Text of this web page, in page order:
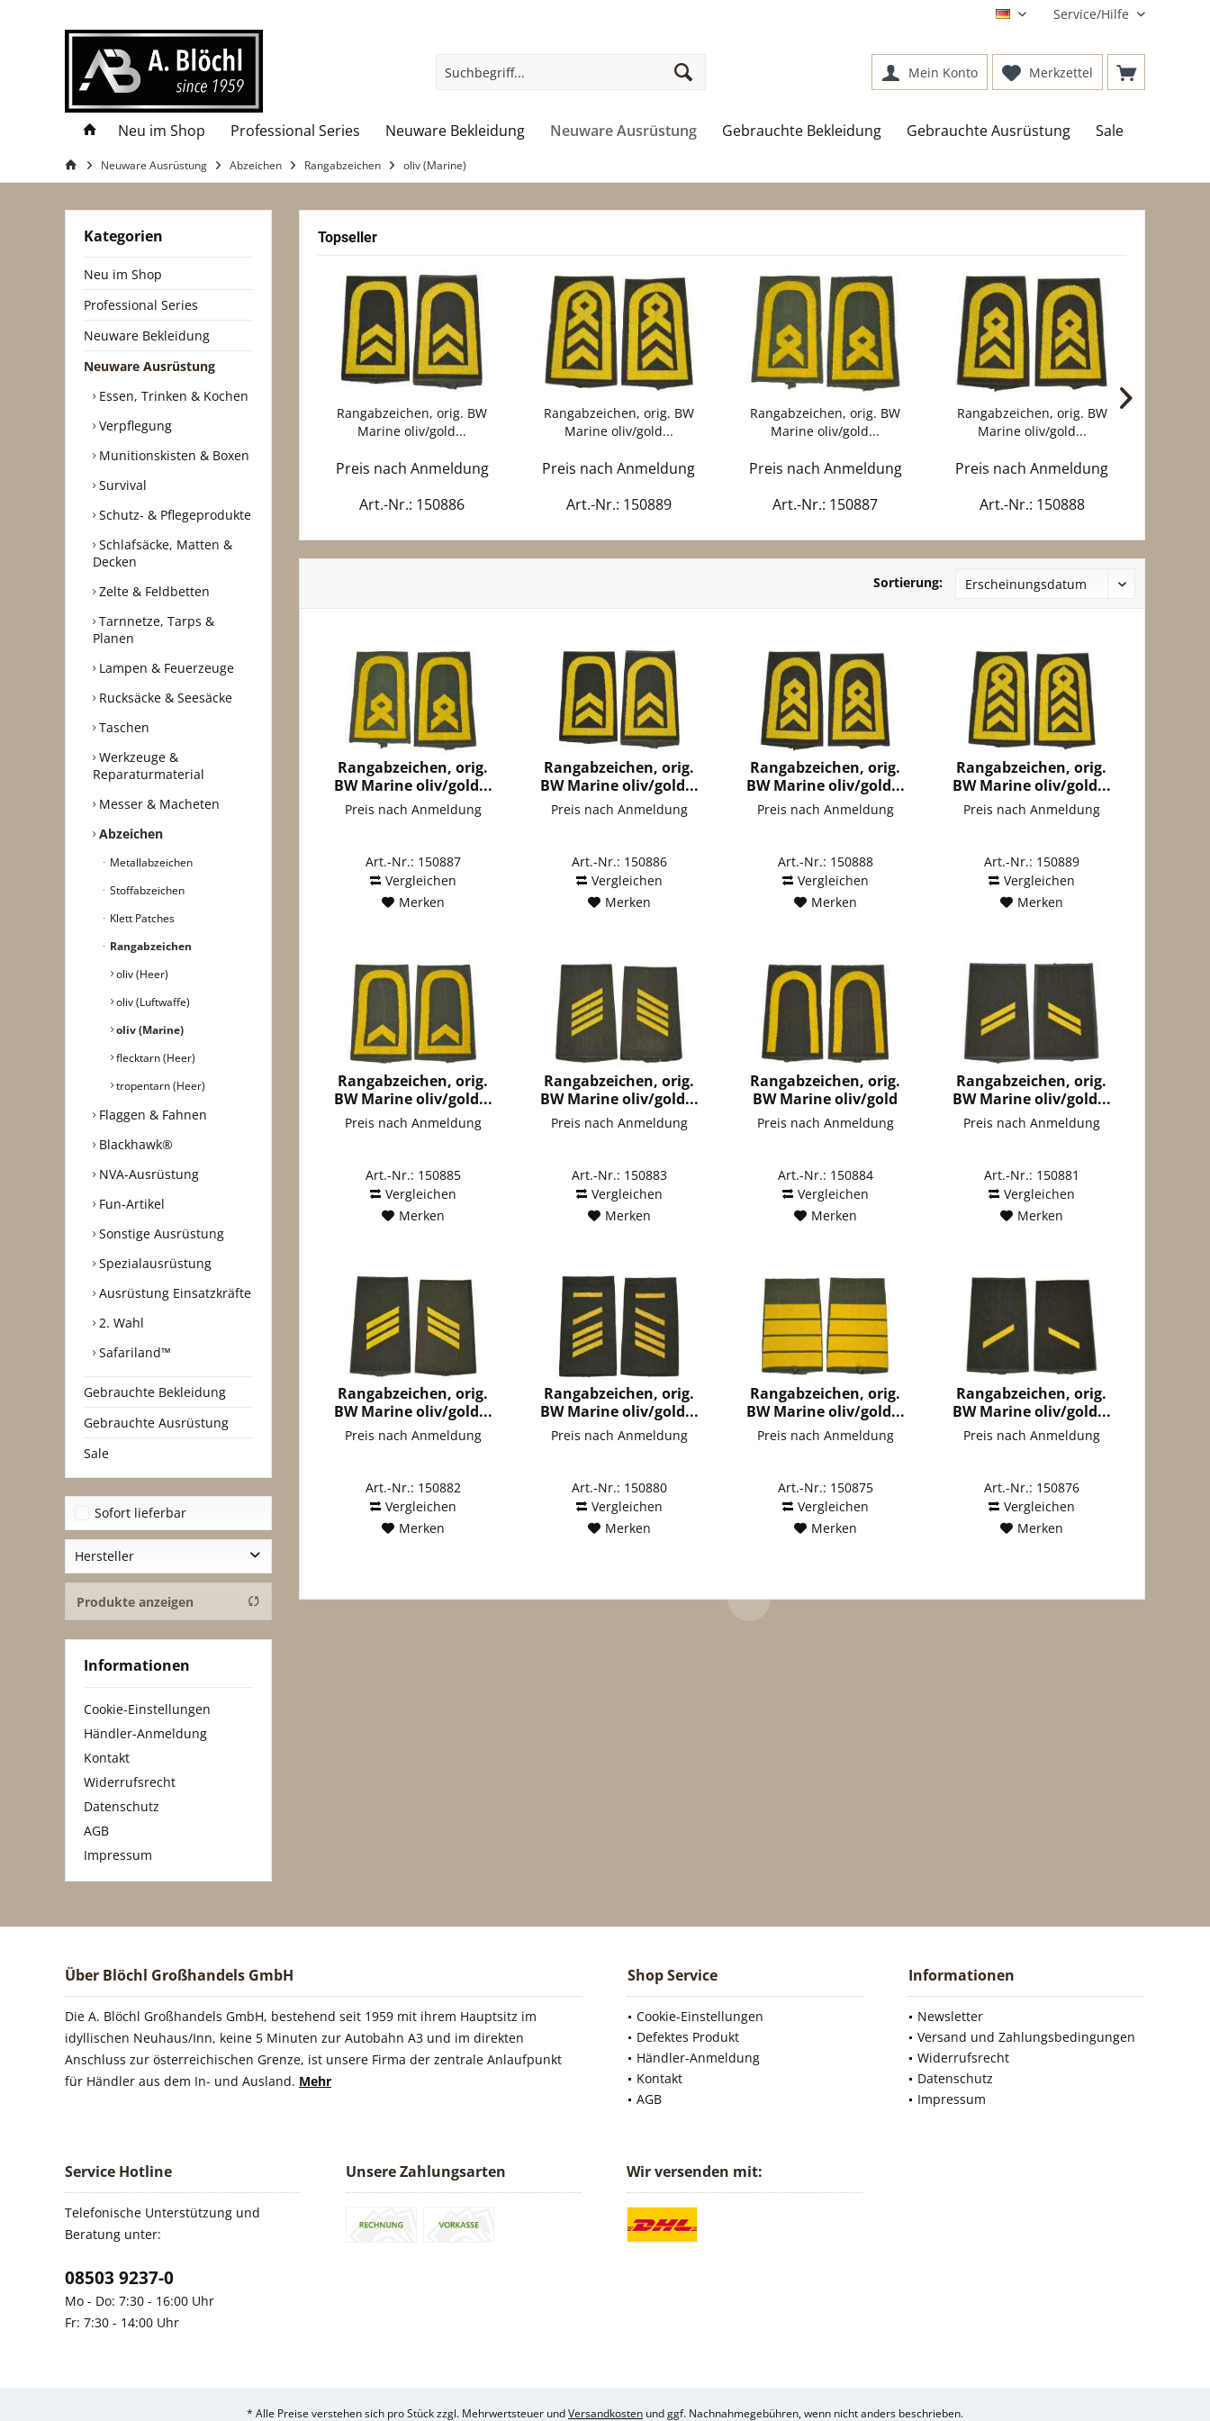
DE Service/Hilfe
Merkzettel
Mein Konto
Neu im Shop Professional Series Neuware Bekleidung Neuware Ausrüstung Gebrauchte Bekleidung Gebrauchte Ausrüstung Sale
Neuware Ausrüstung Abzeichen Rangabzeichen oliv (Marine)
Kategorien
Neu im Shop
Professional Series
Neuware Bekleidung
Neuware Ausrüstung
Essen, Trinken & Kochen
Verpflegung
Munitionskisten & Boxen
Survival
Schutz- & Pflegeprodukte
Schlafsäcke, Matten &
Decken
Zelte & Feldbetten
Tarnnetze, Tarps &
Planen
Lampen & Feuerzeuge
Rucksäcke & Seesäcke
Taschen
Werkzeuge &
Reparaturmaterial
Messer & Macheten
Abzeichen
Metallabzeichen
Stoffabzeichen
Klett Patches
Rangabzeichen
oliv (Heer)
oliv (Luftwaffe)
oliv (Marine)
flecktarn (Heer)
tropentarn (Heer)
Flaggen & Fahnen
Blackhawk®
NVA-Ausrüstung
Fun-Artikel
Sonstige Ausrüstung
Spezialausrüstung
Ausrüstung Einsatzkräfte
2. Wahl
Safariland™
Gebrauchte Bekleidung
Gebrauchte Ausrüstung
Sale
Sofort lieferbar
Hersteller
A. Blöchl Großhandels GmbH
Produkte anzeigen
Informationen
Cookie-Einstellungen
Händler-Anmeldung
Kontakt
Widerrufsrecht
Datenschutz
AGB
Impressum
Topseller
Rangabzeichen, orig. BW
Marine oliv/gold...
Preis nach Anmeldung
Art.-Nr.: 150886
Rangabzeichen, orig. BW
Marine oliv/gold...
Preis nach Anmeldung
Art.-Nr.: 150889
Rangabzeichen, orig. BW
Marine oliv/gold...
Preis nach Anmeldung
Art.-Nr.: 150887
Rangabzeichen, orig. BW
Marine oliv/gold...
Preis nach Anmeldung
Art.-Nr.: 150888
Sortierung:
Rangabzeichen, orig.
BW Marine oliv/gold...
Preis nach Anmeldung
Art.-Nr.: 150887
Vergleichen
Merken
Rangabzeichen, orig.
BW Marine oliv/gold...
Preis nach Anmeldung
Art.-Nr.: 150886
Vergleichen
Merken
Rangabzeichen, orig.
BW Marine oliv/gold...
Preis nach Anmeldung
Art.-Nr.: 150888
Vergleichen
Merken
Rangabzeichen, orig.
BW Marine oliv/gold...
Preis nach Anmeldung
Art.-Nr.: 150889
Vergleichen
Merken
Rangabzeichen, orig.
BW Marine oliv/gold...
Preis nach Anmeldung
Art.-Nr.: 150885
Vergleichen
Merken
Rangabzeichen, orig.
BW Marine oliv/gold...
Preis nach Anmeldung
Art.-Nr.: 150883
Vergleichen
Merken
Rangabzeichen, orig.
BW Marine oliv/gold
`Maat`
Preis nach Anmeldung
Art.-Nr.: 150884
Vergleichen
Merken
Rangabzeichen, orig.
BW Marine oliv/gold...
Preis nach Anmeldung
Art.-Nr.: 150881
Vergleichen
Merken
Rangabzeichen, orig.
BW Marine oliv/gold...
Preis nach Anmeldung
Art.-Nr.: 150882
Vergleichen
Merken
Rangabzeichen, orig.
BW Marine oliv/gold...
Preis nach Anmeldung
Art.-Nr.: 150880
Vergleichen
Merken
Rangabzeichen, orig.
BW Marine oliv/gold...
Preis nach Anmeldung
Art.-Nr.: 150875
Vergleichen
Merken
Rangabzeichen, orig.
BW Marine oliv/gold...
Preis nach Anmeldung
Art.-Nr.: 150876
Vergleichen
Merken
Über Blöchl Großhandels GmbH
Die A. Blöchl Großhandels GmbH, bestehend seit 1959 mit ihrem Hauptsitz im
idyllischen Neuhaus/Inn, keine 5 Minuten zur Autobahn A3 und im direkten
Anschluss zur österreichischen Grenze, ist unsere Firma der zentrale Anlaufpunkt
für Händler aus dem In- und Ausland. Mehr
Shop Service
Cookie-Einstellungen
Defektes Produkt
Händler-Anmeldung
Kontakt
AGB
Informationen
Newsletter
Versand und Zahlungsbedingungen
Widerrufsrecht
Datenschutz
Impressum
Service Hotline
Telefonische Unterstützung und
Beratung unter:
08503 9237-0
Mo - Do: 7:30 - 16:00 Uhr
Fr: 7:30 - 14:00 Uhr
Unsere Zahlungsarten Wir versenden mit:
* Alle Preise verstehen sich pro Stück zzgl. Mehrwertsteuer undVersandkosten und ggf. Nachnahmegebühren, wenn nicht anders beschrieben.